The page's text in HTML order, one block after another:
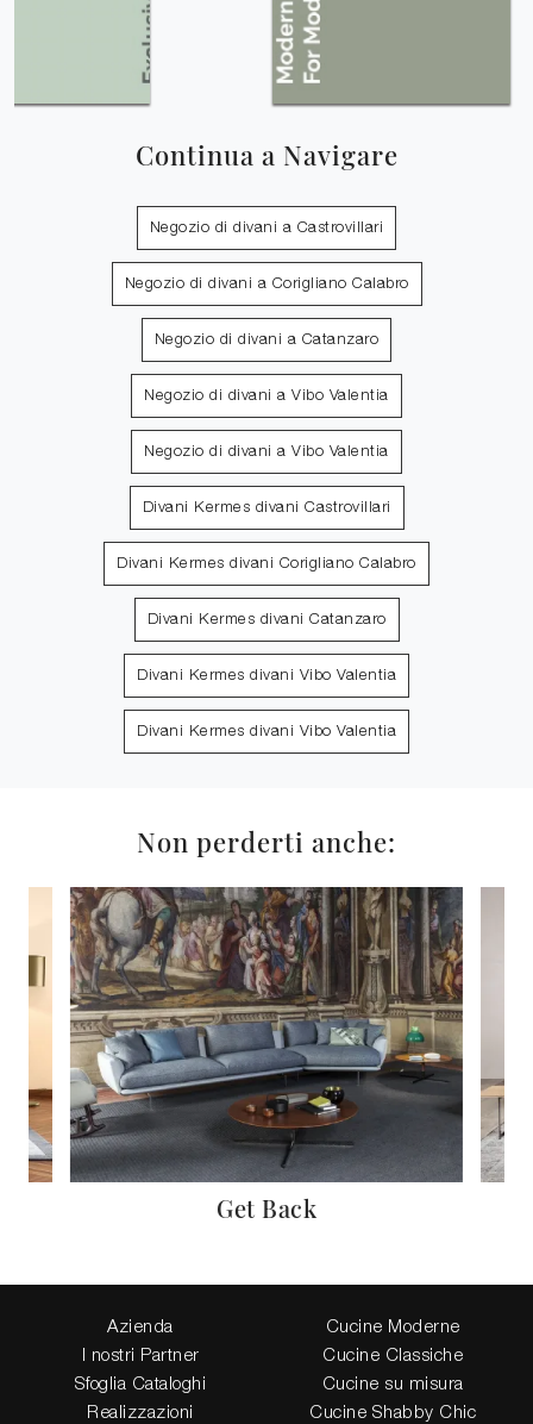
Continua a Navigare
Negozio di divani a Castrovillari
Negozio di divani a Corigliano Calabro
Negozio di divani a Catanzaro
Negozio di divani a Vibo Valentia
Negozio di divani a Vibo Valentia
Divani Kermes divani Castrovillari
Divani Kermes divani Corigliano Calabro
Divani Kermes divani Catanzaro
Divani Kermes divani Vibo Valentia
Divani Kermes divani Vibo Valentia
Non perderti anche:
Get Back
Azienda
I nostri Partner
Sfoglia Cataloghi
Realizzazioni
Cucine Moderne
Cucine Classiche
Cucine su misura
Cucine Shabby Chic